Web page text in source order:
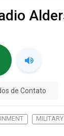
de Contato
MILITARY